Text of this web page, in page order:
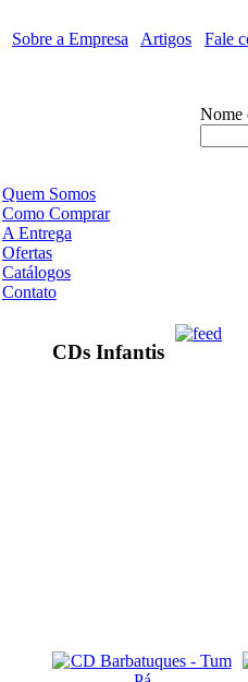
Sobre a Empresa Artigos Fale
Nome
Quem Somos
Como Comprar
A Entrega
Ofertas
Catálogos
Contato
CDs Infantis